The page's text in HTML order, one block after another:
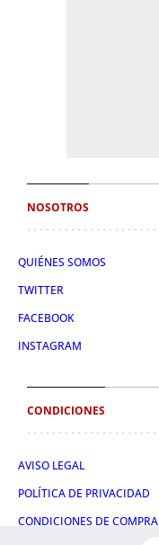
NOSOTROS
QUIÉNES SOMOS
TWITTER
FACEBOOK
INSTAGRAM
CONDICIONES
AVISO LEGAL
POLÍTICA DE PRIVACIDAD
CONDICIONES DE COMPRA